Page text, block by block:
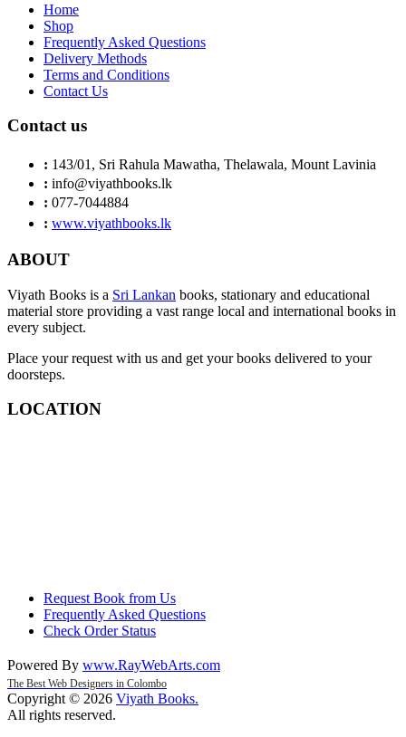
Home
Shop
Frequently Asked Questions
Delivery Methods
Terms and Conditions
Contact Us
Contact us
: 143/01, Sri Rahula Mawatha, Thelawala, Mount Lavinia
: info@viyathbooks.lk
: 077-7044884
: www.viyathbooks.lk
ABOUT
Viyath Books is a Sri Lankan books, stationary and educational
material store providing a vast range local and international books in
every subject.
Place your request with us and get your books delivered to your
doorsteps.
LOCATION
Request Book from Us
Frequently Asked Questions
Check Order Status
Powered By www.RayWebArts.com
The Best Web Designers in Colombo
Copyright © 2026 Viyath Books.
All rights reserved.